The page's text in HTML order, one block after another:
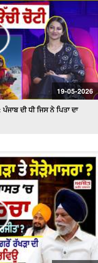
19-05-2026
ਦੀ ਧੀ ਜਿਸ ਨੇ ਪਿਤਾ ਦਾ